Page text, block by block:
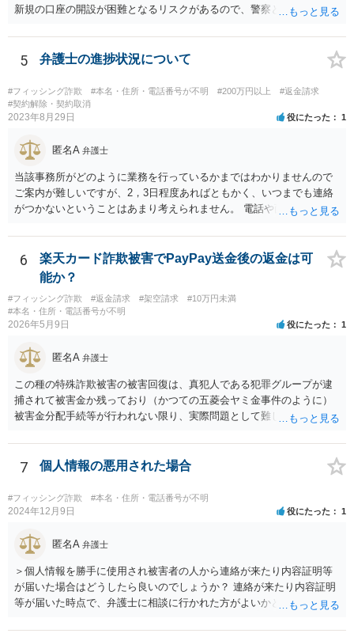
新規の口座の開設が困難となるリスクがあるので、警察と交渉し、リ
済法に基づき、口座の残高が消滅してする手続きが取られる可能性が
高いので、適切に反論すべきです。
5 弁護士の進捗状況について
#フィッシング詐欺 #本名・住所・電話番号が不明 #200万円以上
#返金請求
#契約解除・契約取消
2023年8月29日 役にたった 1
匿名A 弁護士
当該事務所がどのように業務を行っているかまではわかりませんので
ご案内が難しいですが、2，3日程度あればともかく、いつまでも連絡
がつかないということはあまり考えられません。 電話や面談にこだわ
問題はございません。
6
楽天カード詐欺被害でPayPay送金後の返金は可
能か？
#フィッシング詐欺 #返金請求 #架空請求
#10万円未満
#本名・住所・電話番号が不明
2026年5月9日 役にたった 1
匿名A 弁護士
この種の特殊詐欺被害の被害回復は、真犯人である犯罪グループが逮
捕されて被害金か残っており（かつての五菱会ヤミ金事件のように）
被害金分配手続等が行われない限り、実際問題として難しいのが現実
7 個人情報の悪用された場合
#フィッシング詐欺 #本名・住所・電話番号が不明
2024年12月9日 役にたった 1
匿名A 弁護士
＞個人情報を勝手に使用され被害者の人から連絡が来たり内容証明等
が届いた場合はどうしたら良いのでしょうか？ 連絡が来たり内容証明
等が届いた時点で、弁護士に相談に行かれた方がよいかと思います。